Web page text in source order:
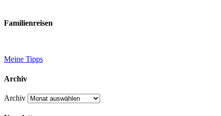
Familienreisen
Meine Tipps
Archiv
Archiv